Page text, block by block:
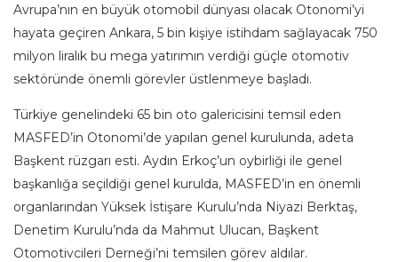
Avrupa’nın en büyük otomobil dünyası olacak Otonomi’yi
hayata geçiren Ankara, 5 bin kişiye istihdam sağlayacak 750
milyon liralık bu mega yatırımın verdiği güçle otomotiv
sektöründe önemli görevler üstlenmeye başladı.
Türkiye genelindeki 65 bin oto galericisini temsil eden
MASFED’in Otonomi’de yapılan genel kurulunda, adeta
Başkent rüzgarı esti. Aydın Erkoç’un oybirliği ile genel
başkanlığa seçildiği genel kurulda, MASFED’in en önemli
organlarından Yüksek İstişare Kurulu’nda Niyazi Berktaş,
Denetim Kurulu’nda da Mahmut Ulucan, Başkent
Otomotivcileri Derneği’ni temsilen görev aldılar.